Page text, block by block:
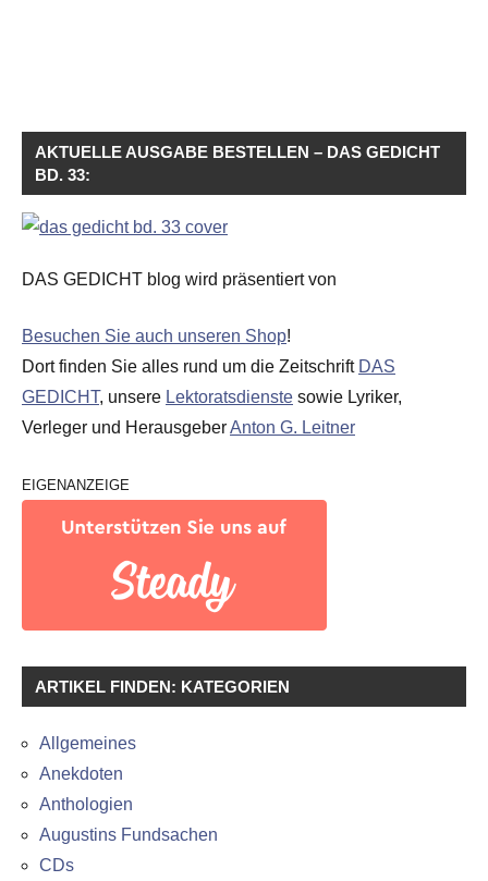
AKTUELLE AUSGABE BESTELLEN – DAS GEDICHT
BD. 33:
DAS GEDICHT blog wird präsentiert von
Besuchen Sie auch unseren Shop!
Dort finden Sie alles rund um die Zeitschrift DAS
GEDICHT, unsere Lektoratsdienste sowie Lyriker,
Verleger und HerausgeberAnton G. Leitner
EIGENANZEIGE
ARTIKEL FINDEN: KATEGORIEN
Allgemeines
Anekdoten
Anthologien
Augustins Fundsachen
CDs